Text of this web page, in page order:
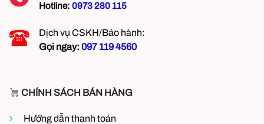
Hotline: 0973 280 115
Dịch vụ CSKH/Bảo hành:
Gọi ngay: 097 119 4560
CHÍNH SÁCH BÁN HÀNG
Hướng dẫn thanh toán